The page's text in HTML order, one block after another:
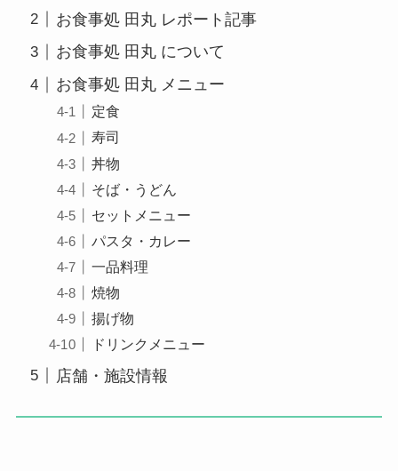
お食事処 田丸 レポート記事
お食事処 田丸 について
お食事処 田丸 メニュー
定食
寿司
丼物
そば・うどん
セットメニュー
パスタ・カレー
一品料理
焼物
揚げ物
ドリンクメニュー
店舗・施設情報